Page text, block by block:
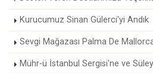
Kurucumuz Sinan Gülerci'yi Andık
Sevgi Mağazası Palma De
Mühr-ü İstanbul Sergisi'ne ve